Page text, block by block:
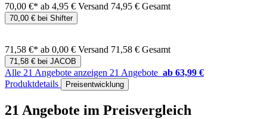
70,00 €* ab 4,95 € Versand 74,95 € Gesamt
70,00 € bei Shifter
71,58 €* ab 0,00 € Versand 71,58 € Gesamt
71,58 € bei JACOB
Alle 21 Angebote anzeigen 21 Angebote ab 63,99 €
Produktdetails
Preisentwicklung
21 Angebote im Preisvergleich